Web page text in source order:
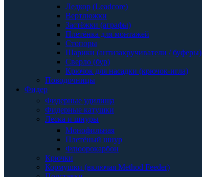
Ледкор (Leadcore)
Вертлюжки
Застёжки (аграфы)
Плетёнка для монтажей
Стопоры
Шарики (антизакручиватели / буферы)
Сверло (бур)
Крючок для насадки (крючок-игла)
Поводочницы
Фидер
Фидерные удилища
Фидерные катушки
Леска и шнуры
Монофильная
Плетёный шнур
Флюорокарбон
Крючки
Кормушки (включая Method Feeder)